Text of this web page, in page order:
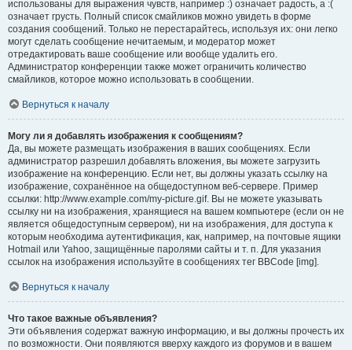
использованы для выражения чувств, например :) означает радость, а :(
означает грусть. Полный список смайликов можно увидеть в форме
создания сообщений. Только не перестарайтесь, используя их: они легко
могут сделать сообщение нечитаемым, и модератор может
отредактировать ваше сообщение или вообще удалить его.
Администратор конференции также может ограничить количество
смайликов, которое можно использовать в сообщении.
Вернуться к началу
Могу ли я добавлять изображения к сообщениям?
Да, вы можете размещать изображения в ваших сообщениях. Если
администратор разрешил добавлять вложения, вы можете загрузить
изображение на конференцию. Если нет, вы должны указать ссылку на
изображение, сохранённое на общедоступном веб-сервере. Пример
ссылки: http://www.example.com/my-picture.gif. Вы не можете указывать
ссылку ни на изображения, хранящиеся на вашем компьютере (если он не
является общедоступным сервером), ни на изображения, для доступа к
которым необходима аутентификация, как, например, на почтовые ящики
Hotmail или Yahoo, защищённые паролями сайты и т. п. Для указания
ссылок на изображения используйте в сообщениях тег BBCode [img].
Вернуться к началу
Что такое важные объявления?
Эти объявления содержат важную информацию, и вы должны прочесть их
по возможности. Они появляются вверху каждого из форумов и в вашем